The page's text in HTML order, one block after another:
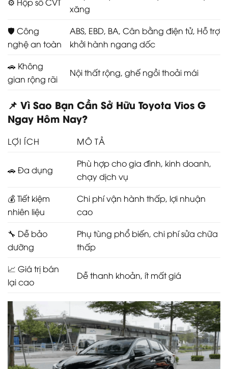
xăng
🛡️ Công
nghệ an toàn
ABS, EBD, BA, Cân bằng điện tử, Hỗ trợ
khởi hành ngang dốc
🚗 Không
gian rộng rãi
Nội thất rộng, ghế ngồi thoải mái
📌 Vì Sao Bạn Cần Sở Hữu Toyota Vios G
Ngay Hôm Nay?
LỢI ÍCH MÔ TẢ
🚗 Đa dụng
Phù hợp cho gia đình, kinh doanh,
chạy dịch vụ
💰 Tiết kiệm
nhiên liệu
Chi phí vận hành thấp, lợi nhuận
cao
🔧 Dễ bảo
dưỡng
Phụ tùng phổ biến, chi phí sửa chữa
thấp
📈 Giá trị bán
lại cao
Dễ thanh khoản, ít mất giá